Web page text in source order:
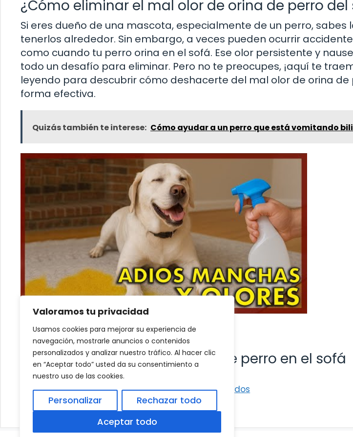
Valoramos tu privacidad
Usamos cookies para mejorar su experiencia de
navegación, mostrarle anuncios o contenidos
personalizados y analizar nuestro tráfico. Al hacer clic
en “Aceptar todo” usted da su consentimiento a
nuestro uso de las cookies.
Personalizar
Rechazar todo
Aceptar todo
¿Cómo eliminar el mal olor de orina de perro del
Si eres dueño de una mascota, especialmente de un perro, sabes
tenerlos alrededor. Sin embargo, a veces pueden ocurrir
como cuando tu perro orina en el sofá. Ese olor persistente y
todo un desafío para eliminar. Pero no te preocupes, ¡aquí te
leyendo para descubrir cómo deshacerte del mal olor de orina de
forma efectiva.
Quizás también te interese: Cómo ayudar a un perro que está vomitando
Play on YouTube
Causas del mal olor de orina de perro en el sofá
Pastor Australiano Gris: Características y Cuidados
Mantenimiento de perros de rastro de jabalí